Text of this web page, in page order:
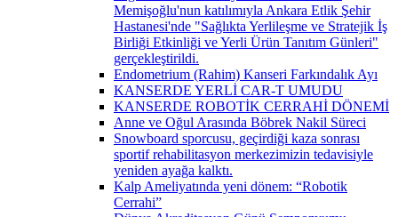
Memişoğlu'nun katılımıyla Ankara Etlik Şehir
Hastanesi'nde "Sağlıkta Yerlileşme ve Stratejik İş
Birliği Etkinliği ve Yerli Ürün Tanıtım Günleri"
gerçekleştirildi.
Endometrium (Rahim) Kanseri Farkındalık Ayı
KANSERDE YERLİ CAR-T UMUDU
KANSERDE ROBOTİK CERRAHİ DÖNEMİ
Anne ve Oğul Arasında Böbrek Nakil Süreci
Snowboard sporcusu, geçirdiği kaza sonrası
sportif rehabilitasyon merkezimizin tedavisiyle
yeniden ayağa kalktı.
Kalp Ameliyatında yeni dönem: “Robotik
Cerrahi”